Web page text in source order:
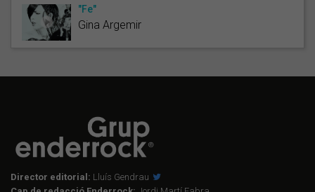
"Fe"
Gina Argemir
Director editorial: Lluís Gendrau